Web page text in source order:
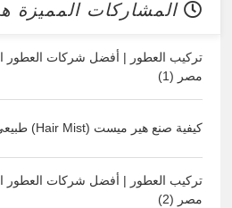
المشاركات المميزة
تركيب العطور | أفضل شركات العطور
مصر (1)
كيفية صنع هير ميست (Hair Mist) طبيعي مثالي للشعر
تركيب العطور | أفضل شركات العطور
مصر (2)